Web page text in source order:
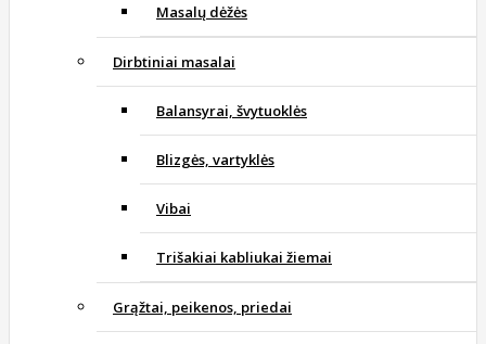
Masalų dėžės
Dirbtiniai masalai
Balansyrai, švytuoklės
Blizgės, vartyklės
Vibai
Trišakiai kabliukai žiemai
Grąžtai, peikenos, priedai